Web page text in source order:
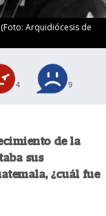
Arquidiócesis de
4 9
de la
sus
¿cuál fue